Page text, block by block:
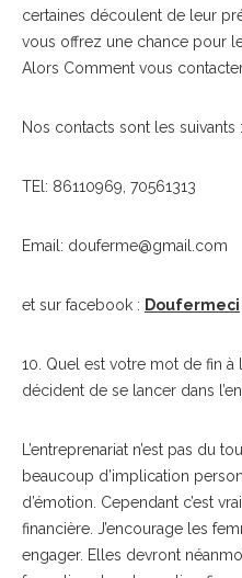
certaines découlent de leur
vous offrez une chance pour
Alors Comment vous
Nos contacts sont les suivants :
TEl: 86110969, 70561313
Email: douferme@gmail.com
et sur facebook : Doufermeci
10. Quel est votre mot de fin à
décident de se lancer dans
L’entreprenariat n’est pas du
beaucoup d’implication
d’émotion. Cependant c’est
financière. J’encourage les
engager. Elles devront